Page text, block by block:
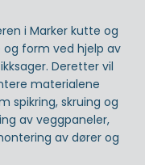
i Marker kutte og
og form ved hjelp av
Deretter vil
materialene
spikring, skruing og
av veggpaneler,
av dører og